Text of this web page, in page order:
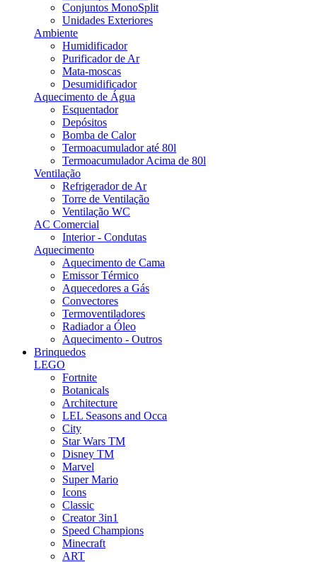
Conjuntos MonoSplit
Unidades Exteriores
Ambiente
Humidificador
Purificador de Ar
Mata-moscas
Desumidificador
Aquecimento de Água
Esquentador
Depósitos
Bomba de Calor
Termoacumulador até 80l
Termoacumulador Acima de 80l
Ventilação
Refrigerador de Ar
Torre de Ventilação
Ventilação WC
AC Comercial
Interior - Condutas
Aquecimento
Aquecimento de Cama
Emissor Térmico
Aquecedores a Gás
Convectores
Termoventiladores
Radiador a Óleo
Aquecimento - Outros
Brinquedos
LEGO
Fortnite
Botanicals
Architecture
LEL Seasons and Occa
City
Star Wars TM
Disney TM
Marvel
Super Mario
Icons
Classic
Creator 3in1
Speed Champions
Minecraft
ART